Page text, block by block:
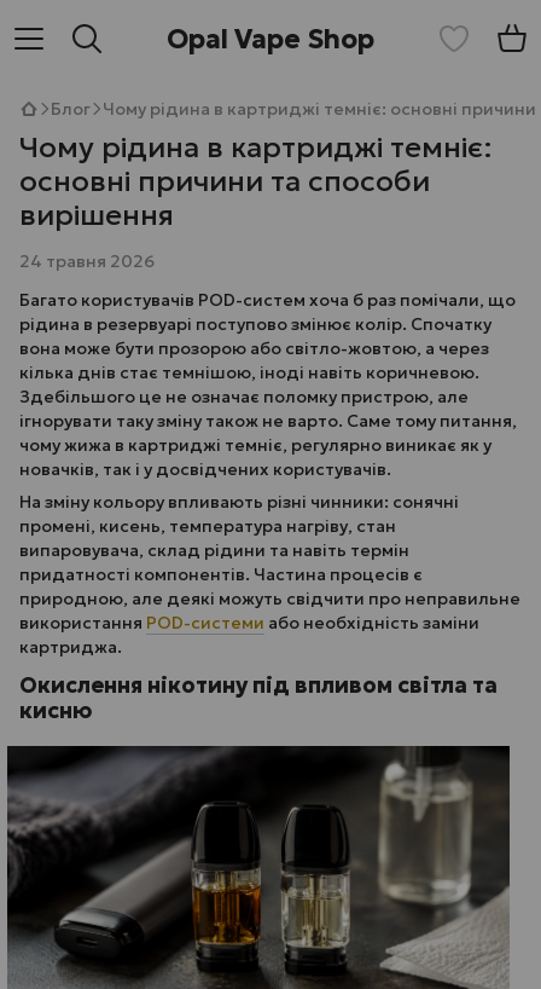
Opal Vape Shop
Блог Чому рідина в картриджі темніє: основні
Чому рідина в картриджі темніє:
основні причини та способи
вирішення
24 травня 2026
Багато користувачів POD-систем хоча б раз помічали, що
рідина в резервуарі поступово змінює колір. Спочатку
вона може бути прозорою або світло-жовтою, а через
кілька днів стає темнішою, іноді навіть коричневою.
Здебільшого це не означає поломку пристрою, але
ігнорувати таку зміну також не варто. Саме тому питання,
чому жижа в картриджі темніє, регулярно виникає як у
новачків, так і у досвідчених користувачів.
На зміну кольору впливають різні чинники: сонячні
промені, кисень, температура нагріву, стан
випаровувача, склад рідини та навіть термін
придатності компонентів. Частина процесів є
природною, але деякі можуть свідчити про неправильне
використання POD-системи або необхідність заміни
картриджа.
Окислення нікотину під впливом світла та
кисню